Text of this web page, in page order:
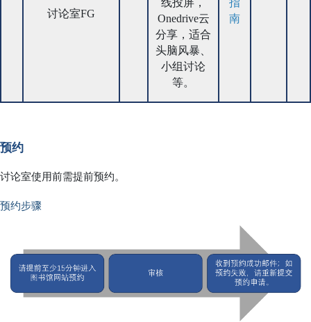
讨论室FG
线投屏，
Onedrive云
分享，适合
头脑风暴、
小组讨论
等。
指
南
预约
讨论室使用前需提前预约。
预约步骤